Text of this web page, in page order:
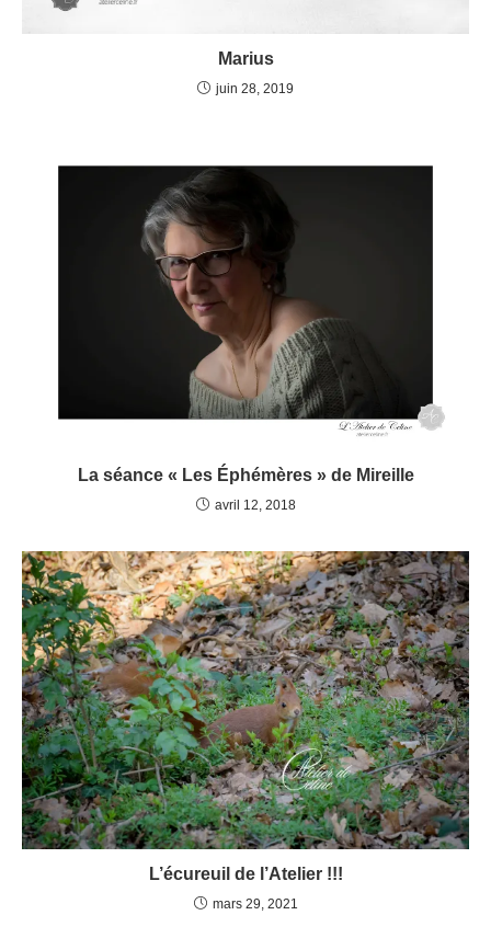
Marius
juin 28, 2019
La séance « Les Éphémères » de Mireille
avril 12, 2018
L’écureuil de l’Atelier !!!
mars 29, 2021